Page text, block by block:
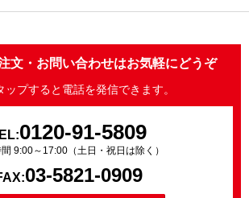
文・お問い合わせはお気軽にどうぞ
ップすると電話を発信できます。
0120-91-5809
9:00～17:00（土日・祝日は除く）
03-5821-0909